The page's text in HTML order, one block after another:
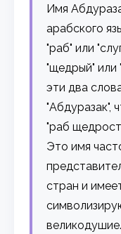
Имя
арабского
"раб" или
"щедрый" или
эти два
"Абдуразак",
"раб
Это имя
стран и
великодушие.